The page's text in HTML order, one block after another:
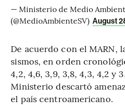
— Ministerio de Medio
(@MedioAmbienteSV) August
De acuerdo con el MARN,
sismos, en orden
4,2, 4,6, 3,9, 3,8, 4,3, 4,2 y
Ministerio descartó
el país centroamericano.